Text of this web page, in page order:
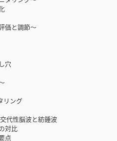
価と調節～
穴
リング
代性脳波と紡錘波
対比
点